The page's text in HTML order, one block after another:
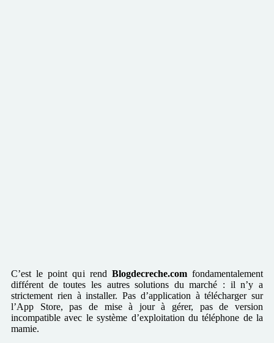
C’est le point qui rend Blogdecreche.comfondamentalement
différent de toutes les autres solutions du marché : il n’y a
strictement rien à installer. Pas d’application à télécharger sur
l’App Store, pas de mise à jour à gérer, pas de version
incompatible avec le système d’exploitation du téléphone de la
mamie.